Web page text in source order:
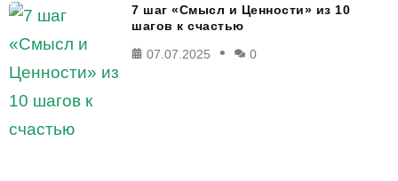
7 шаг «Смысл и Ценности» из 10
шагов к счастью
07.07.2025
0